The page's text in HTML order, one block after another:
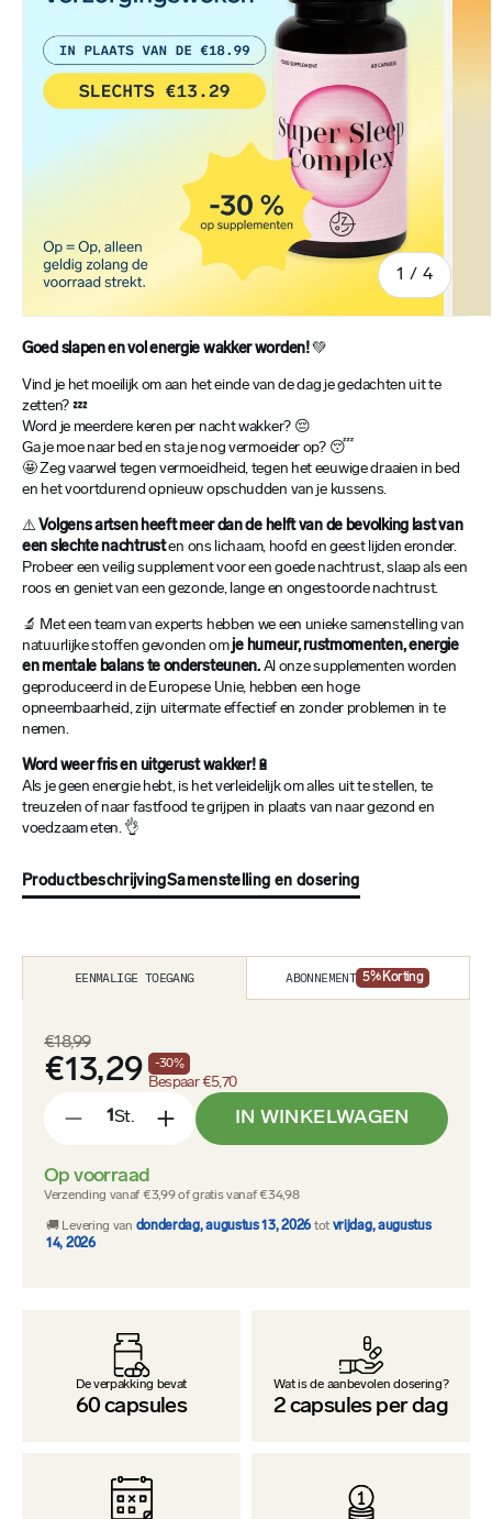
1 / van
4
Goed slapen en vol energie wakker worden!💚
Vind je het moeilijk om aan het einde van de dag je gedachten uit te
zetten? 💤
Word je meerdere keren per nacht wakker? 😔
Ga je moe naar bed en sta je nog vermoeider op? 😴
🤩 Zeg vaarwel tegen vermoeidheid, tegen het eeuwige draaien in bed
en het voortdurend opnieuw opschudden van je kussens.
⚠️ Volgens artsen heeft meer dan de helft van de bevolking last van
een slechte nachtrusten ons lichaam, hoofd en geest lijden eronder.
Probeer een veilig supplement voor een goede nachtrust, slaap als een
roos en geniet van een gezonde, lange en ongestoorde nachtrust.
🔬 Met een team van experts hebben we een unieke samenstelling van
natuurlijke stoffen gevonden om je humeur, rustmomenten, energie
en mentale balans te ondersteunen.Al onze supplementen worden
geproduceerd in de Europese Unie, hebben een hoge
opneembaarheid, zijn uitermate effectief en zonder problemen in te
nemen.
Word weer fris en uitgerust wakker!🔋
Als je geen energie hebt, is het verleidelijk om alles uit te stellen, te
treuzelen of naar fastfood te grijpen in plaats van naar gezond en
voedzaam eten. 👌
ProductbeschrijvingSamenstelling en dosering
EENMALIGE TOEGANG ABONNEMENT 5% Korting
€13,29
€18,99
-30%
Bespaar €5,70
- St. IN WINKELWAGEN
Op voorraad
Verzending vanaf €3,99 of gratis vanaf €34,98
🚚 Levering van donderdag, augustus 13, 2026tot vrijdag, augustus
14, 2026
De verpakking bevat
60 capsules
Wat is de aanbevolen dosering?
2 capsules per dag